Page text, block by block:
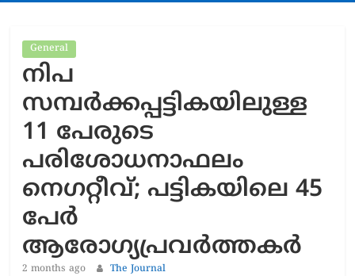
Unfolding
The
General
നിപ
സമ്പര്‍ക്കപ്പട്ടികയിലുള്ള
11 പേരുടെ
പരിശോധനാഫലം
നെഗറ്റീവ്; പട്ടികയിലെ 45
പേര്‍
ആരോഗ്യപ്രവര്‍ത്തകര്‍
2 months ago The Journal